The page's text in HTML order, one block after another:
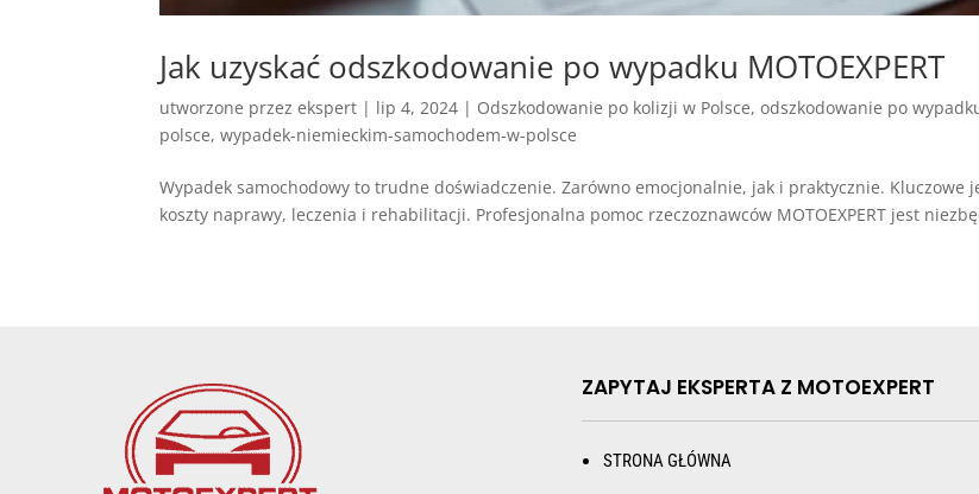
Jak uzyskać odszkodowanie po wypadku MOTOEXPERT
utworzone przezekspert | lip 4, 2024 | Odszkodowanie po kolizji w Polsce,odszkodowanie po
polsce,wypadek-niemieckim-samochodem-w-polsce
Wypadek samochodowy to trudne doświadczenie. Zarówno emocjonalnie, jak i praktycznie. Kluczowe
koszty naprawy, leczenia i rehabilitacji. Profesjonalna pomoc rzeczoznawców MOTOEXPERT jest
ZAPYTAJ EKSPERTA Z MOTOEXPERT
STRONA GŁÓWNA